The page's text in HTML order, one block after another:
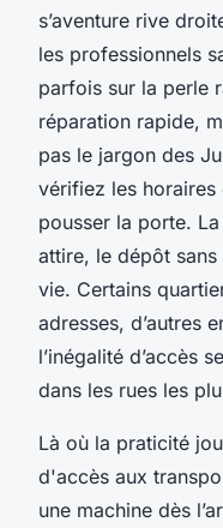
s’aventure rive
les professionnels
parfois sur la perle
réparation rapide,
pas le jargon des
vérifiez les
pousser la porte.
attire, le dépôt
vie. Certains
adresses, d’autres
l’inégalité d’accès
dans les rues les
Là où la praticité
d'accès aux
une machine dès